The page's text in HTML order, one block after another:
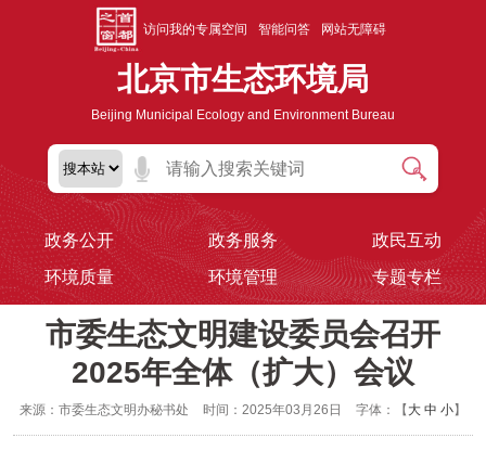
访问我的专属空间 智能问答 网站无障碍
北京市生态环境局
Beijing Municipal Ecology and Environment Bureau
政务公开 政务服务
政民互动
环境质量
环境管理 专题专栏
市委生态文明建设委员会召开
2025年全体（扩大）会议
来源：市委生态文明办秘书处 时间：2025年03月26日 字体：【 大 中 小】